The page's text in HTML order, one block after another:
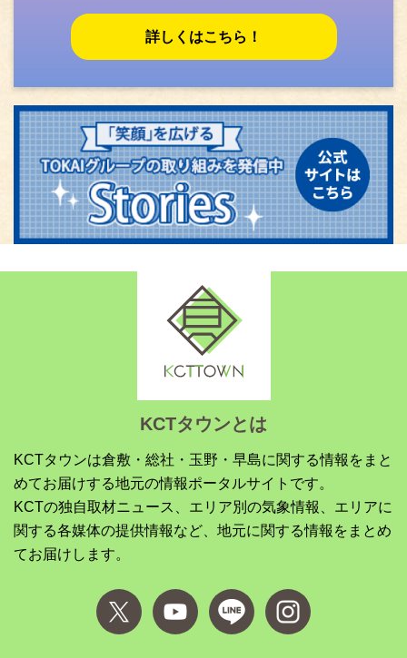
詳しくはこちら！
KCTタウンとは
KCTタウンは倉敷・総社・玉野・早島に関する情報をまと
めてお届けする地元の情報ポータルサイトです。
KCTの独自取材ニュース、エリア別の気象情報、エリアに
関する各媒体の提供情報など、地元に関する情報をまとめ
てお届けします。